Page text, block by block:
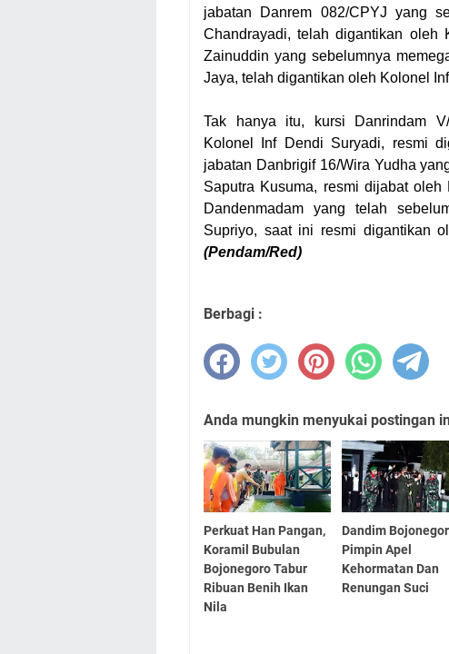
jabatan Danrem 082/CPYJ yang
Chandrayadi, telah digantikan oleh
Zainuddin yang sebelumnya
Jaya, telah digantikan oleh Kolonel
Tak hanya itu, kursi Danrindam
Kolonel Inf Dendi Suryadi, resmi
jabatan Danbrigif 16/Wira Yudha
Saputra Kusuma, resmi dijabat
Dandenmadam yang telah
Supriyo, saat ini resmi digantikan
(Pendam/Red)
Berbagi :
Anda mungkin menyukai postingan
Perkuat Han Pangan,
Koramil Bubulan
Bojonegoro Tabur
Ribuan Benih Ikan
Nila
Dandim
Pimpin Apel
Kehormatan Dan
Renungan Suci